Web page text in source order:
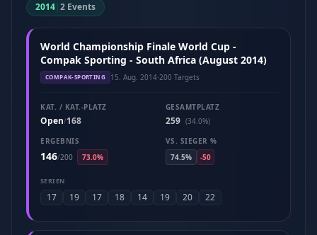
2014|2 Events
World Championship Finale World Cup -
Compak Sporting - South Africa (August 2014)
COMPAK-SPORTING 15. Aug. 2014·200 Targets
KAT. / KAT.-PLATZ
Open/168
GESAMTPLATZ
259 (34.0%)
ERGEBNIS
146/200 73.0%
VS. SIEGER %
74.5%
-50
SERIEN
17 19 17 18 14 19 20 22